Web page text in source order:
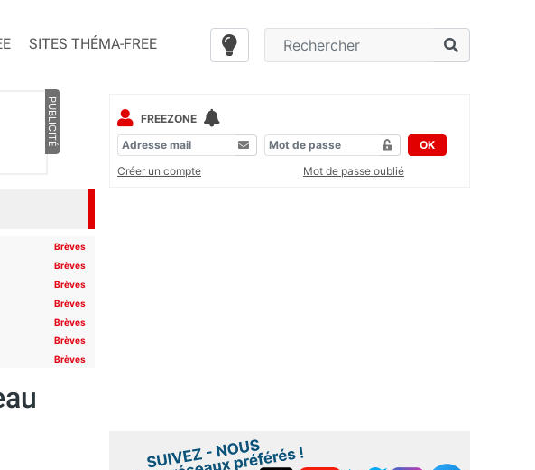
SITES THÉMA-FREE
PUBLICITÉ
Brèves
Brèves
Brèves
Brèves
Brèves
Brèves
Brèves
FREEZONE
OK
Créer un compte
Mot de passe oublié